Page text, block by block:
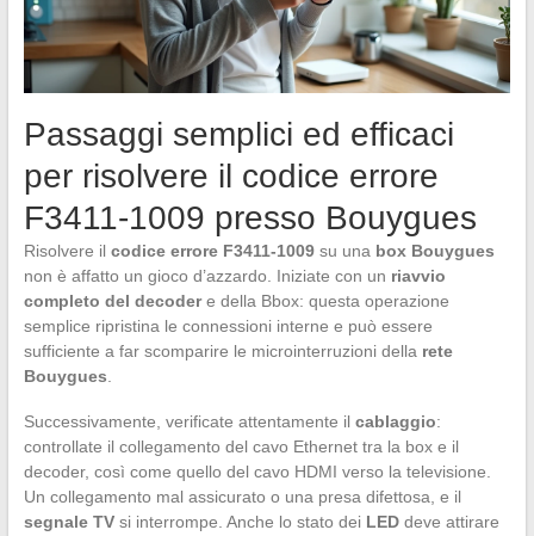
Passaggi semplici ed efficaci
per risolvere il codice errore
F3411-1009 presso Bouygues
Risolvere il codice errore F3411-1009su una box Bouygues
non è affatto un gioco d’azzardo. Iniziate con un riavvio
completo del decodere della Bbox: questa operazione
semplice ripristina le connessioni interne e può essere
sufficiente a far scomparire le microinterruzioni della rete
Bouygues
Successivamente, verificate attentamente il cablaggio:
controllate il collegamento del cavo Ethernet tra la box e il
decoder, così come quello del cavo HDMI verso la televisione.
Un collegamento mal assicurato o una presa difettosa, e il
segnale TVsi interrompe. Anche lo stato dei LEDdeve attirare